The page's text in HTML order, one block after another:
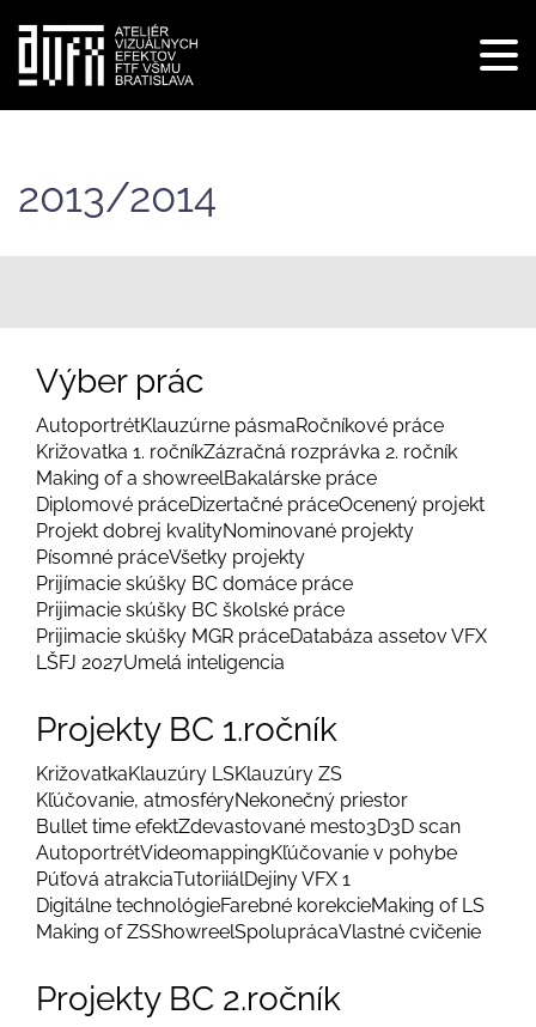
obsah
2013/2014
Výber prác
AutoportrétKlauzúrne pásmaRočníkové práce
Križovatka 1. ročníkZázračná rozprávka 2. ročník
Making of a showreelBakalárske práce
Diplomové práceDizertačné práceOcenený projekt
Projekt dobrej kvalityNominované projekty
Písomné práceVšetky projekty
Prijímacie skúšky BC domáce práce
Prijimacie skúšky BC školské práce
Prijimacie skúšky MGR práceDatabáza assetov VFX
LŠFJ 2027Umelá inteligencia
Projekty BC 1.ročník
KrižovatkaKlauzúry LSKlauzúry ZS
Kľúčovanie, atmosféryNekonečný priestor
Bullet time efektZdevastované mesto3D3D scan
AutoportrétVideomappingKľúčovanie v pohybe
Púťová atrakciaTutoriiálDejiny VFX 1
Digitálne technológieFarebné korekcieMaking of LS
Making of ZSShowreelSpoluprácaVlastné cvičenie
Projekty BC 2.ročník